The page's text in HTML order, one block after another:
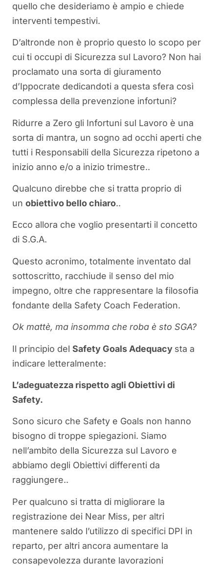
quello che desideriamo è ampio e chiede
interventi tempestivi.
D’altronde non è proprio questo lo scopo per
cui ti occupi di Sicurezza sul Lavoro? Non hai
proclamato una sorta di giuramento
d’Ippocrate dedicandoti a questa sfera così
complessa della prevenzione infortuni?
Ridurre a Zero gli Infortuni sul Lavoro è una
sorta di mantra, un sogno ad occhi aperti che
tutti i Responsabili della Sicurezza ripetono a
inizio anno e/o a inizio trimestre..
Qualcuno direbbe che si tratta proprio di
un obiettivo bello chiaro..
Ecco allora che voglio presentarti il concetto
di S.G.A.
Questo acronimo, totalmente inventato dal
sottoscritto, racchiude il senso del mio
impegno, oltre che rappresentare la filosofia
fondante della Safety Coach Federation.
Ok mattè, ma insomma che roba è sto SGA?
Il principio del Safety Goals Adequacy sta a
indicare letteralmente:
L’adeguatezza rispetto agli Obiettivi di
Safety.
Sono sicuro che Safety e Goals non hanno
bisogno di troppe spiegazioni. Siamo
nell’ambito della Sicurezza sul Lavoro e
abbiamo degli Obiettivi differenti da
raggiungere..
Per qualcuno si tratta di migliorare la
registrazione dei Near Miss, per altri
mantenere saldo l’utilizzo di specifici DPI in
reparto, per altri ancora aumentare la
consapevolezza durante lavorazioni